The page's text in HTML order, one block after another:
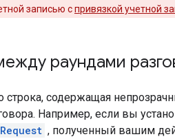
записью спривязкой учетной
раундами
строка, содержащая
Например, если вы
, полученный вашим